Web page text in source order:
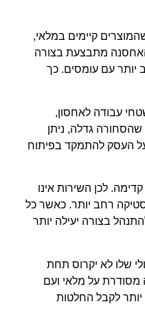
קיימים במלאי,
מתבצעת בצורה
יותר עם עומסים. כך
עבודה לאחסון,
שהסחורה גדלה, ניתן
העסק להתמקד בפיתוח
לכן השירות אינו
רחב יותר. כאשר כל
בצורה יעילה יותר
שלו לא יקרוס תחת
מסודרת על מלאי ועם
לקבל החלטות